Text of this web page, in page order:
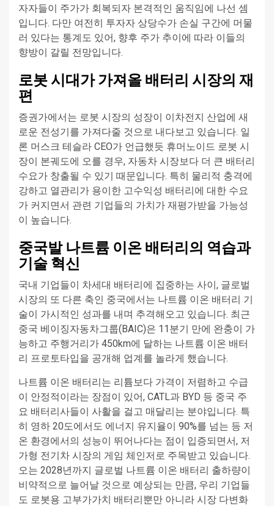
자자들이 주가가 회복되자 본격적인 움직임에 나선 셈
입니다. 다만 여전히 투자자 상당수가 손실 구간에 머물
러 있다는 통계도 있어, 향후 주가 추이에 따라 이들의
향방이 갈릴 전망입니다.
로봇 시대가 가져올 배터리 시장의 재
편
증권가에서는 로봇 시장의 성장이 이차전지 산업에 새
로운 전성기를 가져다줄 것으로 내다보고 있습니다. 일
론 머스크 테슬라 CEO가 언급했듯 휴머노이드 로봇 시
장이 본궤도에 오를 경우, 자동차 시장보다 더 큰 배터리
수요가 창출될 수 있기 때문입니다. 특히 물리적 충격에
강하고 열관리가 용이한 고수익성 배터리에 대한 수요
가 커지면서 관련 기업들의 가치가 재평가받을 가능성
이 높습니다.
중국발 나트륨 이온 배터리의 역습과
기술 혁신
국내 기업들이 차세대 배터리에 집중하는 사이, 글로벌
시장의 또 다른 축인 중국에서는 나트륨 이온 배터리 기
술이 가시적인 성과를 내며 추격해오고 있습니다. 최근
중국 베이징자동차그룹(BAIC)은 11분기 만에 완충이 가
능하고 주행거리가 450km에 달하는 나트륨 이온 배터
리 프로토타입을 공개해 업계를 놀라게 했습니다.
나트륨 이온 배터리는 리튬보다 가격이 저렴하고 수급
이 안정적이라는 장점이 있어, CATL과 BYD 등 중국 주
요 배터리사들이 사활을 걸고 매달리는 분야입니다. 특
히 영하 20도에서도 에너지 유지율이 90%를 넘는 등 저
온 환경에서의 성능이 뛰어나다는 점이 입증되면서, 저
가형 전기차 시장의 게임 체인저로 주목받고 있습니다.
오는 2028년까지 글로벌 나트륨 이온 배터리 출하량이
비약적으로 늘어날 것으로 예상되는 만큼, 우리 기업들
도 로봇용 고부가가치 배터리뿐만 아니라 시장 다변화